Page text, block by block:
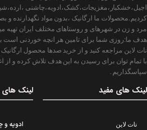
اجیل،خشکبار،مغزیجات،کشک،ادویه،چاشنی
کردیم.محصولات ما ارگانیک ،بدون مواد نگهدارنده
مرد و زن در شهرهای و روستاهای مختلف ایران تهیه
هدف ما:روزی شما برای تامین هر انچه خوردنی است
نات لاین مراجعه کنید و از خرید صدها محصول ارگانیک
با تمام توان برای رسیدن به این هدف تلاش کرده و از
سپاسگذاریم .
لینک های مفید
نات لاین
لینک های
ادویه و